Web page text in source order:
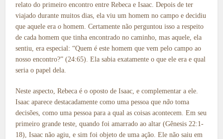
relato do primeiro encontro entre Rebeca e Isaac. Depois de ter
viajado durante muitos dias, ela viu um homem no campo e decidiu
que aquele erao homem. Certamente não perguntou isso a respeito
de cada homem que tinha encontrado no caminho, mas aquele, ela
sentiu, era especial: “Quem é este homem que vem pelo campo ao
nosso encontro?” (24:65). Ela sabia exatamente o que ele era e qual
seria o papel dela.
Neste aspecto, Rebeca é o oposto de Isaac, e complementar a ele.
Isaac aparece destacadamente como uma pessoa quenão toma
decisões, como uma pessoa para a qual as coisas acontecem. Em seu
primeiro grande teste, quando foi amarrado ao altar (Gênesis 22:1-
18), Isaac não agiu, e sim foi objeto de uma ação. Ele não saiu em